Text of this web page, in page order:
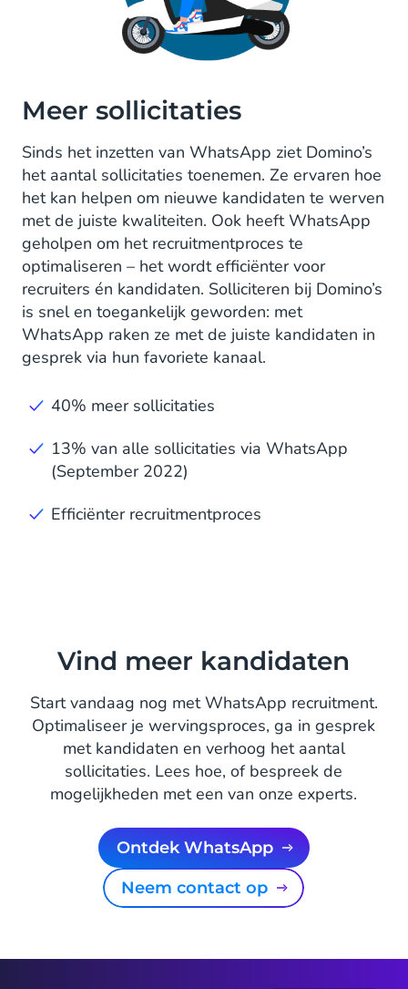
Meer sollicitaties
Sinds het inzetten van WhatsApp ziet Domino’s
het aantal sollicitaties toenemen. Ze ervaren hoe
het kan helpen om nieuwe kandidaten te werven
met de juiste kwaliteiten. Ook heeft WhatsApp
geholpen om het recruitmentproces te
optimaliseren – het wordt efficiënter voor
recruiters én kandidaten. Solliciteren bij Domino’s
is snel en toegankelijk geworden: met
WhatsApp raken ze met de juiste kandidaten in
gesprek via hun favoriete kanaal.
40% meer sollicitaties
13% van alle sollicitaties via WhatsApp
(September 2022)
Efficiënter recruitmentproces
Vind meer kandidaten
Start vandaag nog met WhatsApp recruitment.
Optimaliseer je wervingsproces, ga in gesprek
met kandidaten en verhoog het aantal
sollicitaties. Lees hoe, of bespreek de
mogelijkheden met een van onze experts.
Ontdek WhatsApp
Neem contact op